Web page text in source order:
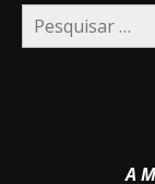
Pesquisar
por:
A